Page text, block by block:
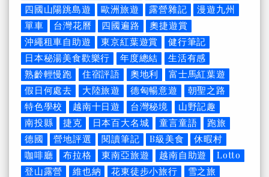
四國山陽跳島遊
歐洲旅遊 露營雜記
漫遊九州
單車
台灣花曆 四國遍路
奧捷遊賞
沖繩租車自助遊
東京紅葉遊賞
健行筆記
日本秘湯美食歡樂行
年度總結
生活有感
熟齡輕慢跑
住宿評語 奧地利
富士馬紅葉遊
假日何處去
大陸旅遊 德匈暢意遊
朝聖之路
特色學校
越南十日遊 台灣秘境
山野記趣
南投縣
捷克 日本百大名城 童言童語
跑旅
德國
營地評選 閱讀筆記 B級美食
休暇村
咖啡廳
布拉格 東南亞旅遊 越南自助遊
Lotto
登山露營
維也納 花東徒步小旅行
雪之旅